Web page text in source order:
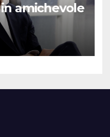
amichevole